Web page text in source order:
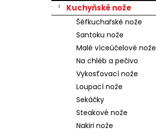
Kuchyňské nože
Šéfkuchařské nože
Santoku nože
Malé víceúčelové nože
Na chléb a pečivo
Vykosťovací nože
Loupací nože
Sekáčky
Steakové nože
Nakiri nože